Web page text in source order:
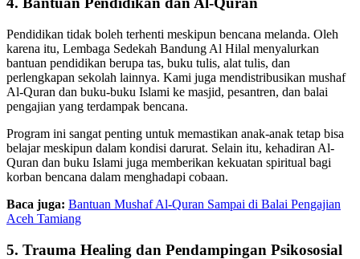
Pendidikan tidak boleh terhenti meskipun bencana melanda. Oleh
karena itu, Lembaga Sedekah Bandung Al Hilal menyalurkan
bantuan pendidikan berupa tas, buku tulis, alat tulis, dan
perlengkapan sekolah lainnya. Kami juga mendistribusikan mushaf
Al-Quran dan buku-buku Islami ke masjid, pesantren, dan balai
pengajian yang terdampak bencana.
Program ini sangat penting untuk memastikan anak-anak tetap bisa
belajar meskipun dalam kondisi darurat. Selain itu, kehadiran Al-
Quran dan buku Islami juga memberikan kekuatan spiritual bagi
korban bencana dalam menghadapi cobaan.
Baca juga: Bantuan Mushaf Al-Quran Sampai di Balai Pengajian
Aceh Tamiang
5. Trauma Healing dan Pendampingan Psikososial